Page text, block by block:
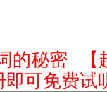
的秘密
即可免费试